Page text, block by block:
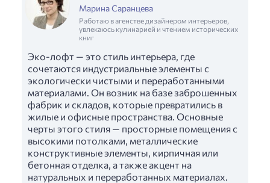
Марина Саранцева
Работаю в агенстве дизайнером интерьеров,
увлекаюсь кулинарией и чтением исторических
книг
Эко-лофт — это стиль интерьера, где
сочетаются индустриальные элементы с
экологически чистыми и переработанными
материалами. Он возник на базе заброшенных
фабрик и складов, которые превратились в
жилые и офисные пространства. Основные
черты этого стиля — просторные помещения с
высокими потолками, металлические
конструктивные элементы, кирпичная или
бетонная отделка, а также акцент на
натуральных и переработанных материалах.